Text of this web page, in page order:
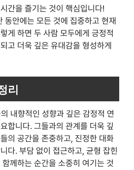
간을 즐기는 것이 핵심입니다!
동안에는 모든 것에 집중하고 현재
게 하면 두 사람 모두에게 긍정적
고 더욱 깊은 유대감을 형성하게
리
내향적인 성향과 깊은 감정적 연
합니다. 그들과의 관계를 더욱 깊
의 공간을 존중하고, 진정한 대화
다. 부담 없이 접근하고, 균형 잡힌
께하는 순간을 소중히 여기는 것